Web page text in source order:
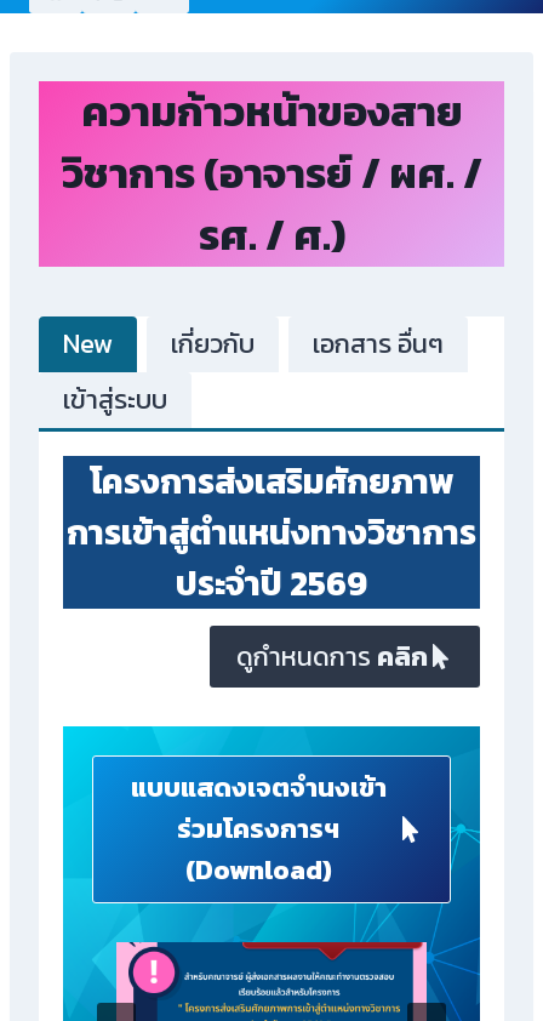
ความก้าวหน้าของสาย
วิชาการ (อาจารย์ / ผศ. /
รศ. / ศ.)
New เกี่ยวกับ
เอกสาร อื่นๆ
เข้าสู่ระบบ
โครงการส่งเสริมศักยภาพ
การเข้าสู่ตำแหน่งทางวิชาการ
ประจำปี 2569
ดูกำหนดการ คลิก
แบบแสดงเจตจำนงเข้า
ร่วมโครงการฯ
(Download)